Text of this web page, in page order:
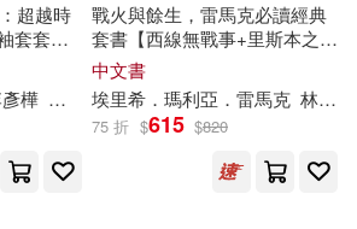
謝克(5)
(17)
超越時
套套書
樺 田邊剛
戰火與餘生，雷馬克必讀經典
套書【西線無戰事+里斯本之
夜】
中文書
埃里希．瑪利亞．雷馬克 林家任
75 折 $615 $820